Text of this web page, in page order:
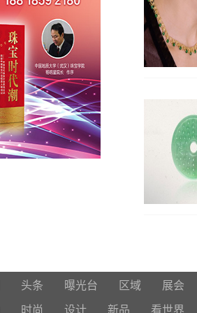
头条 曝光台 区域 展会
时尚 设计 新品 看世界